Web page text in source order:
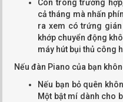
Còn trong trường
cả tháng mà nhấn
ra xem có trứng
khớp chuyển động
máy hút bụi thủ công
Nếu đàn Piano của bạn
Nếu bạn bỏ quên
Một bật mí dành cho